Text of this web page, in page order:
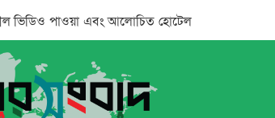
ভিডিও পাওয়া এবং আলোচিত হোটেল